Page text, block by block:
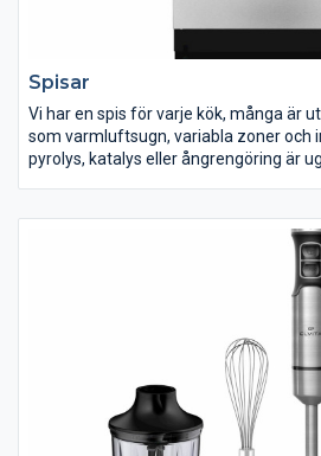
Spisar
Vi har en spis för varje kök, många är
som varmluftsugn, variabla zoner och
pyrolys, katalys eller ångrengöring är
och avancerade funktioner, allt för att
passar dig. Idag har de flesta spisar
keramikhäll, men du hittar även den
med gjutjärnsplattor i vårt sortiment.